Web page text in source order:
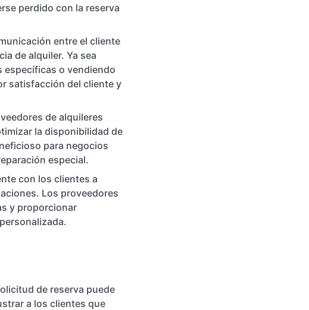
perdido con la reserva
entre el cliente
de alquiler. Ya sea
específicas o vendiendo
satisfacción del cliente y
de alquileres
la disponibilidad de
para negocios
especial.
con los clientes a
Los proveedores
y proporcionar
de reserva puede
a los clientes que